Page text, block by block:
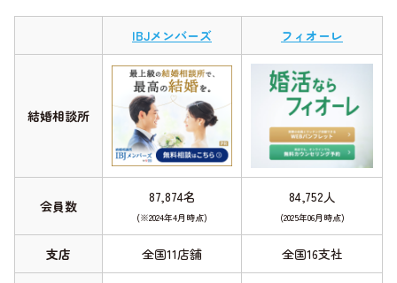
IBJメンバーズ フィオーレ
結婚相談所
会員数
87,874名
(※2024年4月時点)
84,752人
(2025年06月時点)
支店 全国11店舗 全国16支社